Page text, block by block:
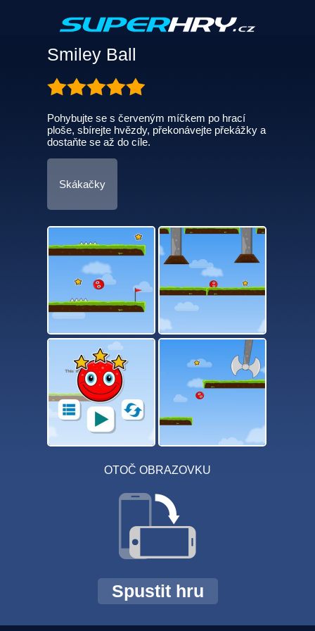
Smiley Ball
Pohybujte se s červeným míčkem po hrací
ploše, sbírejte hvězdy, překonávejte překážky a
dostaňte se až do cíle.
Skákačky
OTOČ OBRAZOVKU
Spustit hru